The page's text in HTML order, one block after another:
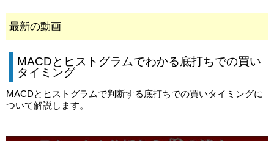
最新の動画
MACDとヒストグラムでわかる底打ちでの買い
タイミング
MACDとヒストグラムで判断する底打ちでの買いタイミングに
ついて解説します。